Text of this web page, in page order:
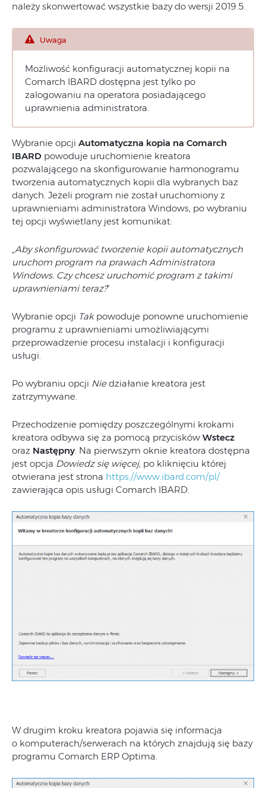
należy skonwertować wszystkie bazy do wersji 2019.5.
Uwaga
Możliwość konfiguracji automatycznej kopii na
Comarch IBARD dostępna jest tylko po
zalogowaniu na operatora posiadającego
uprawnienia administratora.
Wybranie opcji Automatyczna kopia na Comarch
IBARD powoduje uruchomienie kreatora
pozwalającego na skonfigurowanie harmonogramu
tworzenia automatycznych kopii dla wybranych baz
danych. Jeżeli program nie został uruchomiony z
uprawnieniami administratora Windows, po wybraniu
tej opcji wyświetlany jest komunikat:
„Aby skonfigurować tworzenie kopii automatycznych
uruchom program na prawach Administratora
Windows. Czy chcesz uruchomić program z takimi
uprawnieniami teraz?”
Wybranie opcji Takpowoduje ponowne uruchomienie
programu z uprawnieniami umożliwiającymi
przeprowadzenie procesu instalacji i konfiguracji
usługi.
Po wybraniu opcji Niedziałanie kreatora jest
zatrzymywane.
Przechodzenie pomiędzy poszczególnymi krokami
kreatora odbywa się za pomocą przycisków Wstecz
oraz Następny. Na pierwszym oknie kreatora dostępna
jest opcja Dowiedz się więcej, po kliknięciu której
otwierana jest strona https://www.ibard.com/pl/
zawierająca opis usługi Comarch IBARD.
W drugim kroku kreatora pojawia się informacja
o komputerach/serwerach na których znajdują się bazy
programu Comarch ERP Optima.